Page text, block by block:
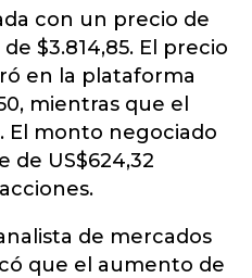
con un precio de
$3.814,85. El precio
en la plataforma
mientras que el
El monto negociado
de US$624,32
de mercados
que el aumento de